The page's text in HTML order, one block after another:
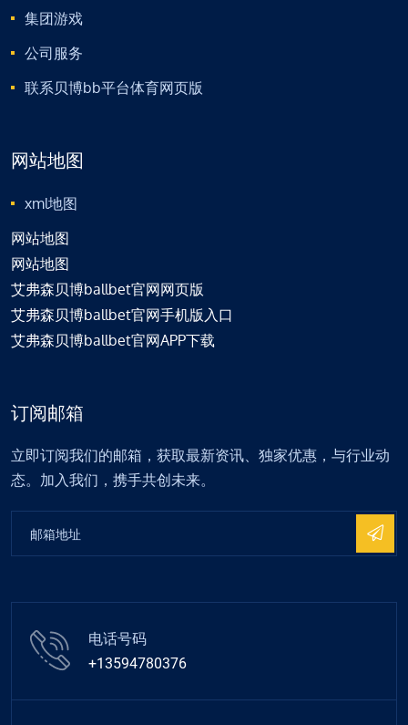
集团游戏
公司服务
联系贝博bb平台体育网页版
网站地图
xml地图
网站地图
网站地图
艾弗森贝博ballbet官网网页版
艾弗森贝博ballbet官网手机版入口
艾弗森贝博ballbet官网APP下载
订阅邮箱
立即订阅我们的邮箱，获取最新资讯、独家优惠，与行业动
态。加入我们，携手共创未来。
电话号码
+13594780376